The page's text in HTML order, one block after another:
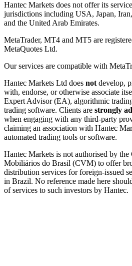
Hantec Markets does not offer its
jurisdictions including USA, Japan,
and the United Arab Emirates.
MetaTrader, MT4 and MT5 are
MetaQuotes Ltd.
Our services are compatible with
Hantec Markets Ltd does not develop,
with, endorse, or otherwise associate
Expert Advisor (EA), algorithmic
trading software. Clients are strongly
when engaging with any third-party
claiming an association with Hantec
automated trading tools or software.
Hantec Markets is not authorised by the
Mobiliários do Brasil (CVM) to offer
distribution services for foreign-issued
in Brazil. No reference made here
of services to such investors by Hantec.